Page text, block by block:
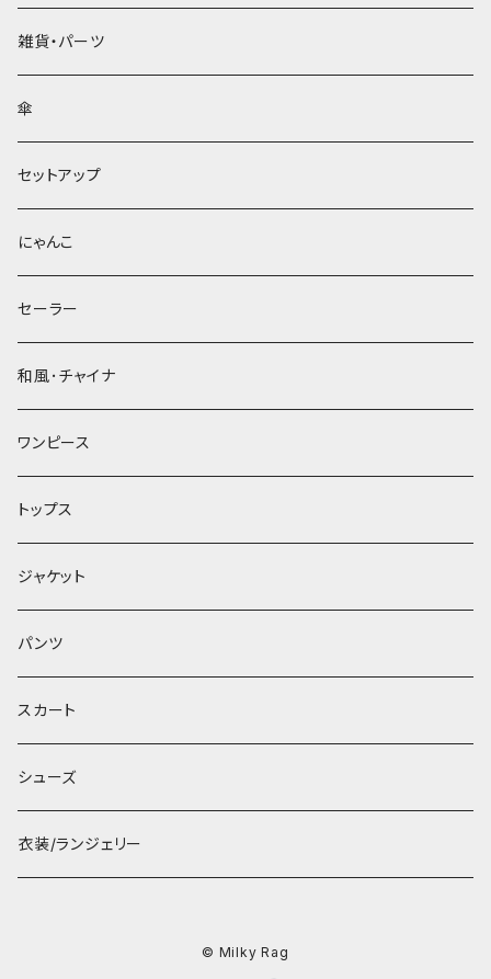
雑貨・パーツ
傘
セットアップ
にゃんこ
セーラー
和風･チャイナ
ワンピース
トップス
ジャケット
パンツ
スカート
シューズ
衣装/ランジェリー
© Milky Rag